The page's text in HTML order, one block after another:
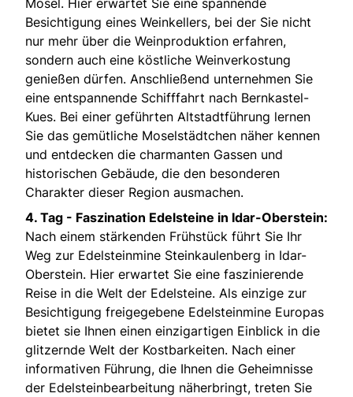
Besichtigung eines Weinkellers, bei der Sie nicht
nur mehr über die Weinproduktion erfahren,
sondern auch eine köstliche Weinverkostung
genießen dürfen. Anschließend unternehmen Sie
eine entspannende Schifffahrt nach Bernkastel-
Kues. Bei einer geführten Altstadtführung lernen
Sie das gemütliche Moselstädtchen näher kennen
und entdecken die charmanten Gassen und
historischen Gebäude, die den besonderen
Charakter dieser Region ausmachen.
4. Tag - Faszination Edelsteine in Idar-Oberstein:
Nach einem stärkenden Frühstück führt Sie Ihr
Weg zur Edelsteinmine Steinkaulenberg in Idar-
Oberstein. Hier erwartet Sie eine faszinierende
Reise in die Welt der Edelsteine. Als einzige zur
Besichtigung freigegebene Edelsteinmine Europas
bietet sie Ihnen einen einzigartigen Einblick in die
glitzernde Welt der Kostbarkeiten. Nach einer
informativen Führung, die Ihnen die Geheimnisse
der Edelsteinbearbeitung näherbringt, treten Sie